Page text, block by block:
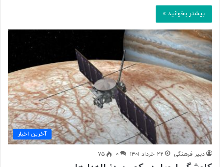
بیشتر بخوانید »
آخرین اخبار
دبیر فرهنگی ۲۲ خرداد ۱۴۰۱ ۰ ۷۵